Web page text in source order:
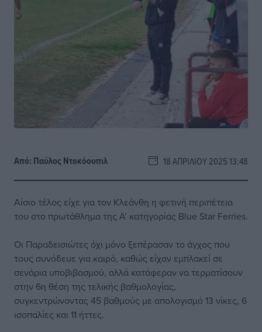
Από: Παύλος Nτοκόουπιλ 18 ΑΠΡΙΛΊΟΥ 2025 13:48
Αίσιο τέλος είχε για τον Κλεάνθη η φετινή περιπέτεια
του στο πρωτάθλημα της Α’ κατηγορίας Blue Star Ferries.
Οι Παραδεισιώτες όχι μόνο ξεπέρασαν το άγχος που
τους συνόδευε για καιρό, καθώς είχαν εμπλακεί σε
σενάρια υποβιβασμού, αλλά κατάφεραν να τερματίσουν
στην 6η θέση της τελικής βαθμολογίας,
συγκεντρώνοντας 45 βαθμούς με απολογισμό 13 νίκες, 6
ισοπαλίες και 11 ήττες.